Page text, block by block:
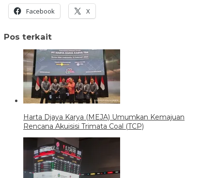
Facebook X
Pos terkait
Harta Djaya Karya (MEJA) Umumkan Kemajuan
Rencana Akuisisi Trimata Coal (TCP)